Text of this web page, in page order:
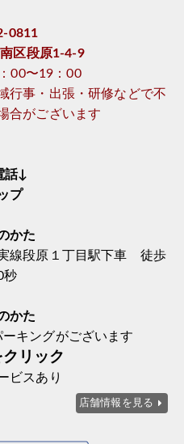
0811
区段原1-4-9
00〜19：00
行事・出張・研修などで不
合がございます
話↓
プ
かた
線段原１丁目駅下車 徒歩
秒
かた
キングがございます
リック
ビスあり
店舗情報を見る